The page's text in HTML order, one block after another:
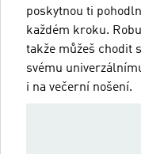
poskytnou ti
každém kroku.
takže můžeš chodit
svému
i na večerní nošení.